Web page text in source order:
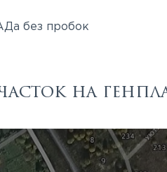
без пробок
на